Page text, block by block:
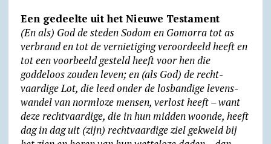
Een gedeelte uit het Nieuwe Testament
(En als) God de steden Sodom en Gomorra tot as
verbrand en tot de vernietiging veroordeeld heeft en
tot een voorbeeld gesteld heeft voor hen die
goddeloos zouden leven; en (als God) de recht­
vaardige Lot, die leed onder de los­ban­dige levens­
wandel van norm­loze mensen, verlost heeft – want
deze recht­vaardige, die in hun midden woonde, heeft
dag in dag uit (zijn) recht­vaardige ziel gekweld bij